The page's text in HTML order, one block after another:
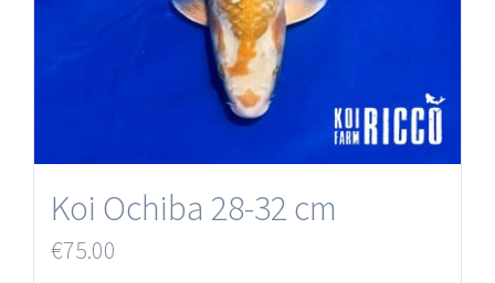
Koi Ochiba 28-32 cm
€75.00